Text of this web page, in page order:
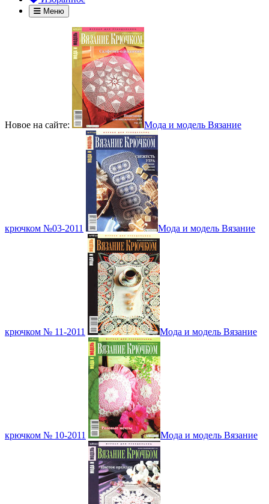
Меню
Новое на сайте: Мода и модель Вязание
крючком №03-2011 Мода и модель Вязание
крючком № 11-2011 Мода и модель Вязание
крючком № 10-2011 Мода и модель Вязание